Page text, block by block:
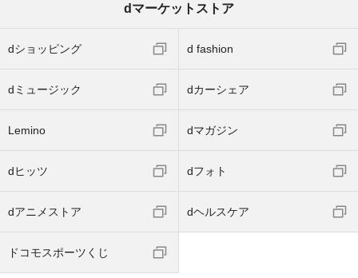
dマーケットストア
dショッピング d fashion
dミュージック dカーシェア
Lemino dマガジン
dヒッツ dフォト
dアニメストア dヘルスケア
ドコモスポーツくじ